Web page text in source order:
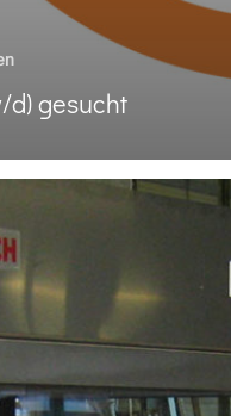
d) gesucht